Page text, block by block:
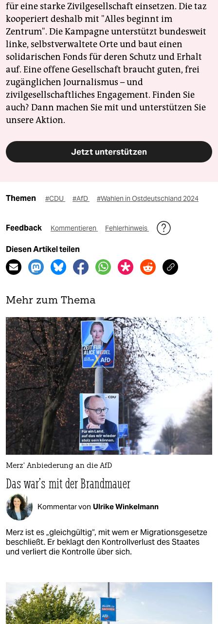
für eine starke Zivilgesellschaft einsetzen. Die taz
kooperiert deshalb mit "Alles beginnt im
Zentrum". Die Kampagne unterstützt bundesweit
linke, selbstverwaltete Orte und baut einen
solidarischen Fonds für deren Schutz und Erhalt
auf. Eine offene Gesellschaft braucht guten, frei
zugänglichen Journalismus – und
zivilgesellschaftliches Engagement. Finden Sie
auch? Dann machen Sie mit und unterstützen Sie
unsere Aktion.
Jetzt unterstützen
Themen #CDU #AfD #Wahlen in Ostdeutschland 2024
Feedback Kommentieren Fehlerhinweis
Diesen Artikel teilen
Mehr zum Thema
Merz’ Anbiederung an die AfD
Das war’s mit der Brandmauer
Kommentar von Ulrike Winkelmann
Merz ist es „gleichgültig“, mit wem er Migrationsgesetze
beschließt. Er beklagt den Kontrollverlust des Staates
und verliert die Kontrolle über sich.